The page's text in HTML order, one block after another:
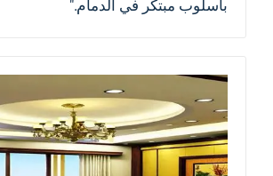
بأسلوب مبتكر في الدمام."